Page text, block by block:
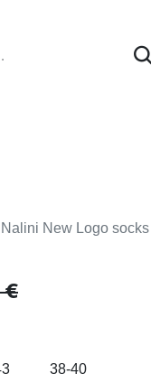
Nalini New Logo
€
38-40